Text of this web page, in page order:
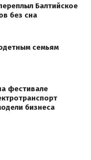
Балтийское
без сна
семьям
фестивале
бизнеса